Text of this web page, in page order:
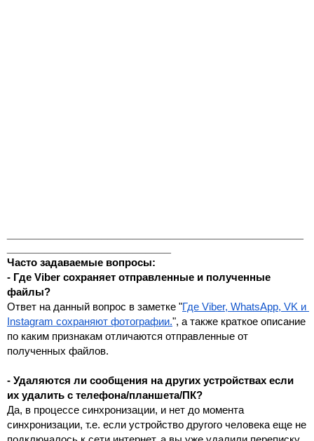
Часто задаваемые вопросы:
- Где Viber сохраняет отправленные и полученные
файлы?
Ответ на данный вопрос в заметке "Где Viber, WhatsApp, VK и
Instagram сохраняют фотографии.", а также краткое описание
по каким признакам отличаются отправленные от
полученных файлов.
- Удаляются ли сообщения на других устройствах если
их удалить с телефона/планшета/ПК?
Да, в процессе синхронизации, и нет до момента
синхронизации, т.е. если устройство другого человека еще не